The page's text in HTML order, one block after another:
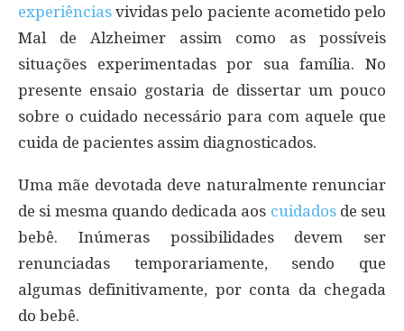
experiências vividas pelo paciente acometido pelo
Mal de Alzheimer assim como as possíveis
situações experimentadas por sua família. No
presente ensaio gostaria de dissertar um pouco
sobre o cuidado necessário para com aquele que
cuida de pacientes assim diagnosticados.
Uma mãe devotada deve naturalmente renunciar
de si mesma quando dedicada aos cuidadosde seu
bebê. Inúmeras possibilidades devem ser
renunciadas temporariamente, sendo que
algumas definitivamente, por conta da chegada
do bebê.